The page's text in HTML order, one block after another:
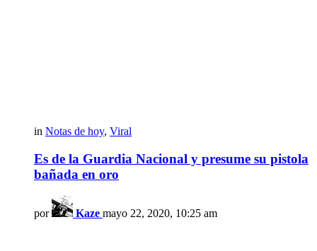
in Notas de hoy, Viral
Es de la Guardia Nacional y presume su pistola
bañada en oro
por Kaze mayo 22, 2020, 10:25 am